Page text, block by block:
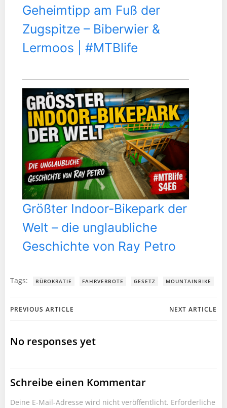
Geheimtipp am Fuß der
Zugspitze – Biberwier &
Lermoos | #MTBlife
Größter Indoor-Bikepark der
Welt – die unglaubliche
Geschichte von Ray Petro
Tags: BÜROKRATIE FAHRVERBOTE GESETZ MOUNTAINBIKE
Post
navigation
PREVIOUS ARTICLE NEXT ARTICLE
No responses yet
Schreibe einen Kommentar
Deine E-Mail-Adresse wird nicht veröffentlicht. Erforderliche